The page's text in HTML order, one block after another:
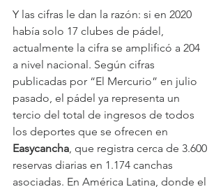
Y las cifras le dan la razón: si en 2020
había solo 17 clubes de pádel,
actualmente la cifra se amplificó a 204
a nivel nacional. Según cifras
publicadas por “El Mercurio” en julio
pasado, el pádel ya representa un
tercio del total de ingresos de todos
los deportes que se ofrecen en
Easycancha, que registra cerca de 3.600
reservas diarias en 1.174 canchas
asociadas. En América Latina, donde el